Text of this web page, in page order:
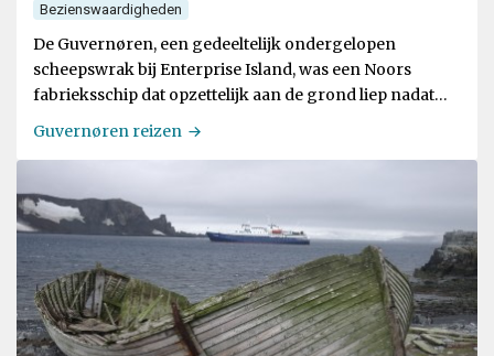
Bezienswaardigheden
De Guvernøren, een gedeeltelijk ondergelopen
scheepswrak bij Enterprise Island, was een Noors
fabrieksschip dat opzettelijk aan de grond liep nadat
het in 1915 in brand vloog
Guvernøren reizen